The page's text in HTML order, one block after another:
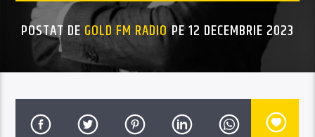
POSTAT DEGOLD FM RADIOPE 12 DECEMBRIE 2023